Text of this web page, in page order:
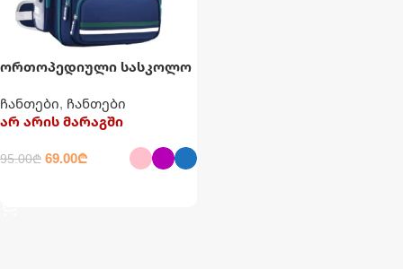
ორთოპედიული სასკოლო
ჩანთები, ჩანთები
არ არის მარაგში
95.00₾ 69.00₾